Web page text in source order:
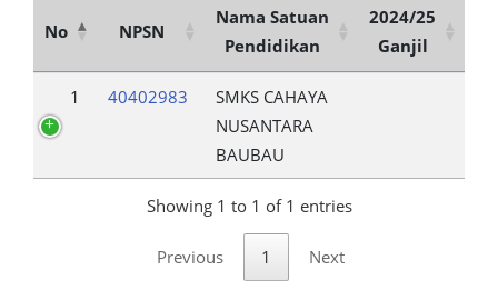
No NPSN
Nama Satuan
Pendidikan
2024/25
Ganjil
1 40402983
SMKS CAHAYA
NUSANTARA
BAUBAU
Showing 1 to 1 of 1 entries
Previous 1 Next